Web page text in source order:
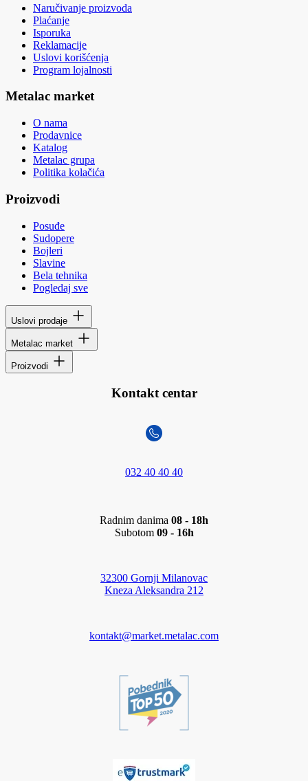
Naručivanje proizvoda
Plaćanje
Isporuka
Reklamacije
Uslovi korišćenja
Program lojalnosti
Metalac market
O nama
Prodavnice
Katalog
Metalac grupa
Politika kolačića
Proizvodi
Posuđe
Sudopere
Bojleri
Slavine
Bela tehnika
Pogledaj sve
Uslovi prodaje
Metalac market
Proizvodi
Kontakt centar
032 40 40 40
Radnim danima 08 - 18h
Subotom 09 - 16h
32300 Gornji Milanovac
Kneza Aleksandra 212
kontakt@market.metalac.com